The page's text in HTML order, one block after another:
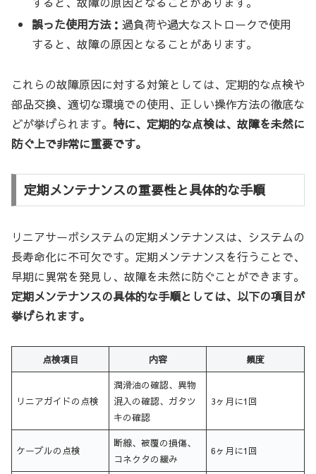
誤った使用方法：過負荷や過大なストロークで使用
すると、故障の原因となることがあります。
これらの故障原因に対する対策としては、定期的な点検や
部品交換、適切な環境での使用、正しい操作方法の徹底な
どが挙げられます。 特に、定期的な点検は、故障を未然に
防ぐ上で非常に重要です。
定期メンテナンスの重要性と具体的な手順
リニアサーボシステムの定期メンテナンスは、システムの
長寿命化に不可欠です。定期メンテナンスを行うことで、
早期に異常を発見し、故障を未然に防ぐことができます。
定期メンテナンスの具体的な手順としては、以下の項目が
挙げられます。
点検項目 内容 頻度
リニアガイドの点検
潤滑油の確認、異物
混入の確認、ガタツ
キの確認
3ヶ月に1回
ケーブルの点検
断線、被覆の損傷、
コネクタの緩み
6ヶ月に1回